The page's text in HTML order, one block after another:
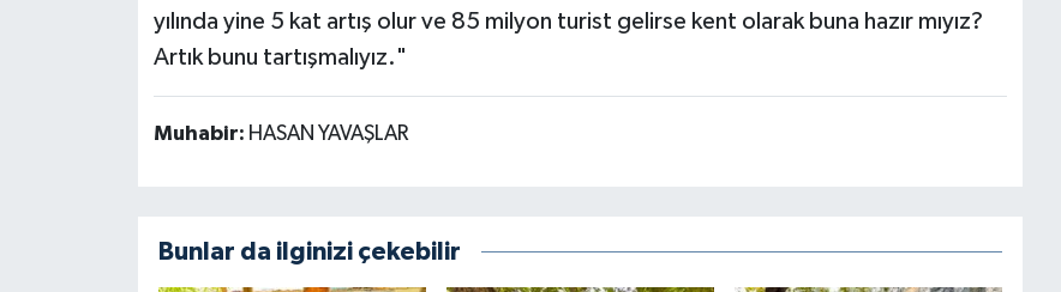
yılında yine 5 kat artış olur ve 85 milyon turist gelirse kent olarak buna hazır mıyız?
Artık bunu tartışmalıyız."
Muhabir: HASAN YAVAŞLAR
Bunlar da ilginizi çekebilir